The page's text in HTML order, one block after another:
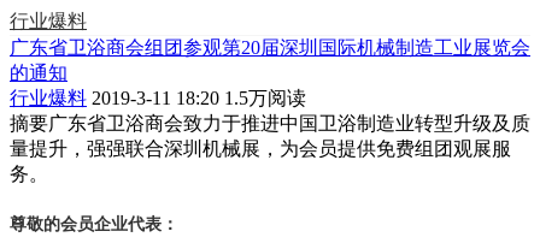
行业爆料
广东省卫浴商会组团参观第20届深圳国际机械制造工业展览会
的通知
行业爆料 2019-3-11 18:20 1.5万阅读
摘要广东省卫浴商会致力于推进中国卫浴制造业转型升级及质
量提升，强强联合深圳机械展，为会员提供免费组团观展服
务。
尊敬的会员企业代表：